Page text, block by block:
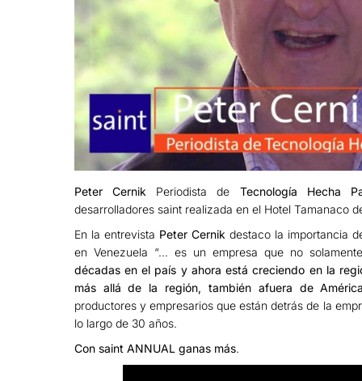
Peter Cernik Periodista de Tecnología Hecha
desarrolladores saint realizada en el Hotel Tamanaco
En la entrevista Peter Cernik destaco la importancia
en Venezuela “… es un empresa que no
décadas en el país y ahora está creciendo en la
más allá de la región, también afuera de
productores y empresarios que están detrás de la
lo largo de 30 años.
Con saint ANNUAL ganas más.